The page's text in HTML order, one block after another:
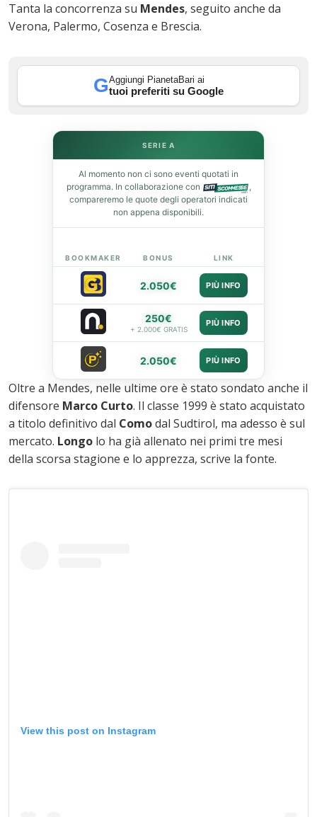
Tanta la concorrenza su Mendes, seguito anche da
Verona, Palermo, Cosenza e Brescia.
GAggiungi PianetaBari ai
tuoi preferiti su Google
SERIE A
Al momento non ci sono eventi quotati in
programma. In collaborazione con
,
compareremo le quote degli operatori indicati
non appena disponibili.
BOOKMAKER BONUS LINK
2.050€ PIÙ INFO
250€
+ 2.000€ GRATIS
PIÙ INFO
2.050€ PIÙ INFO
Oltre a Mendes, nelle ultime ore è stato sondato anche il
difensore Marco Curto. Il classe 1999 è stato acquistato
a titolo definitivo dal Comodal Sudtirol, ma adesso è sul
mercato. Longo lo ha già allenato nei primi tre mesi
della scorsa stagione e lo apprezza, scrive la fonte.
View this post on Instagram